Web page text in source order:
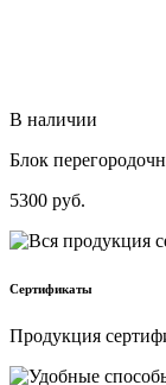
В наличии
Блок
5300 руб.
Сертификаты
Продукция